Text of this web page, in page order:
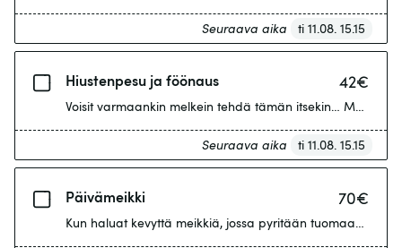
Seuraava aika ti 11.08. 15.15
Hiustenpesu ja föönaus 42€
Voisit varmaankin melkein tehdä tämän itsekin… Mutta
Seuraava aika ti 11.08. 15.15
Päivämeikki 70€
Kun haluat kevyttä meikkiä, jossa pyritään tuomaan esiin